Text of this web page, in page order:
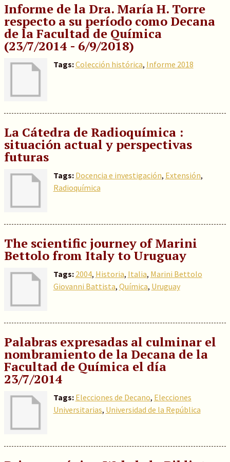
Informe de la Dra. María H. Torre
respecto a su período como Decana
de la Facultad de Química
(23/7/2014 - 6/9/2018)
Tags:Colección histórica, Informe 2018
La Cátedra de Radioquímica :
situación actual y perspectivas
futuras
Tags: Docencia e investigación, Extensión,
Radioquímica
The scientific journey of Marini
Bettolo from Italy to Uruguay
Tags: 2004, Historia, Italia, Marini Bettolo
Giovanni Battista, Química, Uruguay
Palabras expresadas al culminar el
nombramiento de la Decana de la
Facultad de Química el día
23/7/2014
Tags: Elecciones de Decano, Elecciones
Universitarias, Universidad de la República